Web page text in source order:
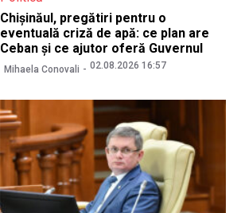
Chișinăul, pregătiri pentru o
eventuală criză de apă: ce plan are
Ceban și ce ajutor oferă Guvernul
Mihaela Conovali 02.08.2026 16:57